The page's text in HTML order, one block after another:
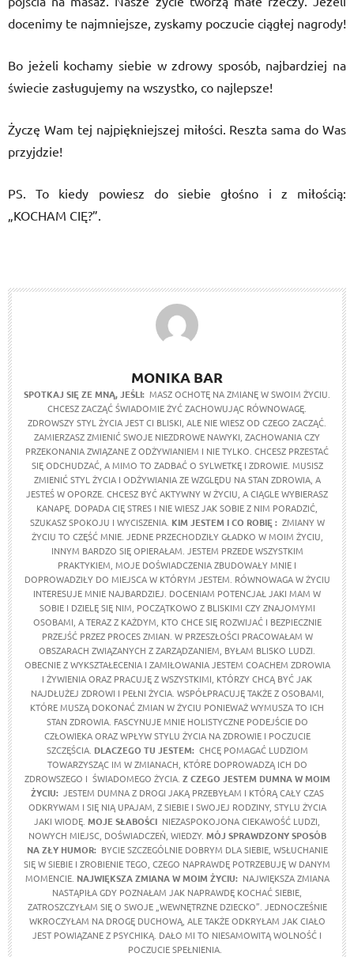
docenimy te najmniejsze, zyskamy poczucie ciągłej nagrody!
Bo jeżeli kochamy siebie w zdrowy sposób, najbardziej na
świecie zasługujemy na wszystko, co najlepsze!
Życzę Wam tej najpiękniejszej miłości. Reszta sama do Was
przyjdzie!
PS. To kiedy powiesz do siebie głośno i z miłością:
„KOCHAM CIĘ?”.
MONIKA BAR
SPOTKAJ SIĘ ZE MNĄ, JEŚLI: MASZ OCHOTĘ NA ZMIANĘ W SWOIM ŻYCIU.
CHCESZ ZACZĄĆ ŚWIADOMIE ŻYĆ ZACHOWUJĄC RÓWNOWAGĘ.
ZDROWSZY STYL ŻYCIA JEST CI BLISKI, ALE NIE WIESZ OD CZEGO ZACZĄĆ.
ZAMIERZASZ ZMIENIĆ SWOJE NIEZDROWE NAWYKI, ZACHOWANIA CZY
PRZEKONANIA ZWIĄZANE Z ODŻYWIANIEM I NIE TYLKO. CHCESZ PRZESTAĆ
SIĘ ODCHUDZAĆ, A MIMO TO ZADBAĆ O SYLWETKĘ I ZDROWIE. MUSISZ
ZMIENIĆ STYL ŻYCIA I ODŻYWIANIA ZE WZGLĘDU NA STAN ZDROWIA, A
JESTEŚ W OPORZE. CHCESZ BYĆ AKTYWNY W ŻYCIU, A CIĄGLE WYBIERASZ
KANAPĘ. DOPADA CIĘ STRES I NIE WIESZ JAK SOBIE Z NIM PORADZIĆ,
SZUKASZ SPOKOJU I WYCISZENIA. KIM JESTEM I CO ROBIĘ : ZMIANY W
ŻYCIU TO CZĘŚĆ MNIE. JEDNE PRZECHODZIŁY GŁADKO W MOIM ŻYCIU,
INNYM BARDZO SIĘ OPIERAŁAM. JESTEM PRZEDE WSZYSTKIM
PRAKTYKIEM, MOJE DOŚWIADCZENIA ZBUDOWAŁY MNIE I
DOPROWADZIŁY DO MIEJSCA W KTÓRYM JESTEM. RÓWNOWAGA W ŻYCIU
INTERESUJE MNIE NAJBARDZIEJ. DOCENIAM POTENCJAŁ JAKI MAM W
SOBIE I DZIELĘ SIĘ NIM, POCZĄTKOWO Z BLISKIMI CZY ZNAJOMYMI
OSOBAMI, A TERAZ Z KAŻDYM, KTO CHCE SIĘ ROZWIJAĆ I BEZPIECZNIE
PRZEJŚĆ PRZEZ PROCES ZMIAN. W PRZESZŁOŚCI PRACOWAŁAM W
OBSZARACH ZWIĄZANYCH Z ZARZĄDZANIEM, BYŁAM BLISKO LUDZI.
OBECNIE Z WYKSZTAŁECENIA I ZAMIŁOWANIA JESTEM COACHEM ZDROWIA
I ŻYWIENIA ORAZ PRACUJĘ Z WSZYSTKIMI, KTÓRZY CHCĄ BYĆ JAK
NAJDŁUŻEJ ZDROWI I PEŁNI ŻYCIA. WSPÓŁPRACUJĘ TAKŻE Z OSOBAMI,
KTÓRE MUSZĄ DOKONAĆ ZMIAN W ŻYCIU PONIEWAŻ WYMUSZA TO ICH
STAN ZDROWIA. FASCYNUJE MNIE HOLISTYCZNE PODEJŚCIE DO
CZŁOWIEKA ORAZ WPŁYW STYLU ŻYCIA NA ZDROWIE I POCZUCIE
SZCZĘŚCIA. DLACZEGO TU JESTEM: CHCĘ POMAGAĆ LUDZIOM
TOWARZYSZĄC IM W ZMIANACH, KTÓRE DOPROWADZĄ ICH DO
ZDROWSZEGO I ŚWIADOMEGO ŻYCIA. Z CZEGO JESTEM DUMNA W MOIM
ŻYCIU: JESTEM DUMNA Z DROGI JAKĄ PRZEBYŁAM I KTÓRĄ CAŁY CZAS
ODKRYWAM I SIĘ NIĄ UPAJAM, Z SIEBIE I SWOJEJ RODZINY, STYLU ŻYCIA
JAKI WIODĘ. MOJE SŁABOŚCI NIEZASPOKOJONA CIEKAWOŚĆ LUDZI,
NOWYCH MIEJSC, DOŚWIADCZEŃ, WIEDZY. MÓJ SPRAWDZONY SPOSÓB
NA ZŁY HUMOR: BYCIE SZCZEGÓLNIE DOBRYM DLA SIEBIE, WSŁUCHANIE
SIĘ W SIEBIE I ZROBIENIE TEGO, CZEGO NAPRAWDĘ POTRZEBUJĘ W DANYM
MOMENCIE. NAJWIĘKSZA ZMIANA W MOIM ŻYCIU: NAJWIĘKSZA ZMIANA
NASTĄPIŁA GDY POZNAŁAM JAK NAPRAWDĘ KOCHAĆ SIEBIE,
ZATROSZCZYŁAM SIĘ O SWOJE „WEWNĘTRZNE DZIECKO”. JEDNOCZEŚNIE
WKROCZYŁAM NA DROGĘ DUCHOWĄ, ALE TAKŻE ODKRYŁAM JAK CIAŁO
JEST POWIĄZANE Z PSYCHIKĄ. DAŁO MI TO NIESAMOWITĄ WOLNOŚĆ I
POCZUCIE SPEŁNIENIA.